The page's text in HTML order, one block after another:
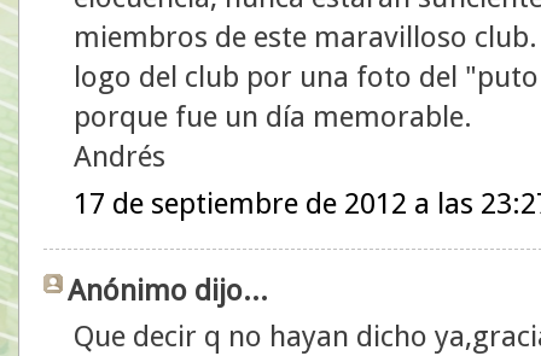
miembros de este maravilloso
logo del club por una foto del
porque fue un día memorable.
Andrés
17 de septiembre de 2012 a las
Anónimo dijo...
Que decir q no hayan dicho